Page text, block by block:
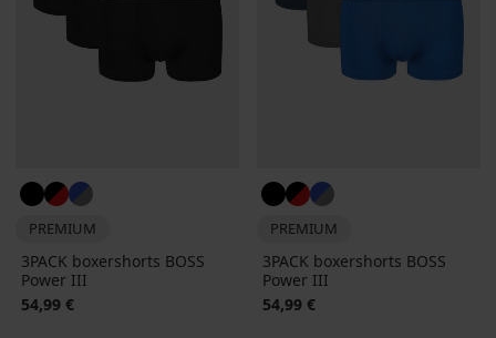
PREMIUM
3PACK boxershorts BOSS
Power III
54,99 €
PREMIUM
3PACK boxershorts BOSS
Power III
54,99 €